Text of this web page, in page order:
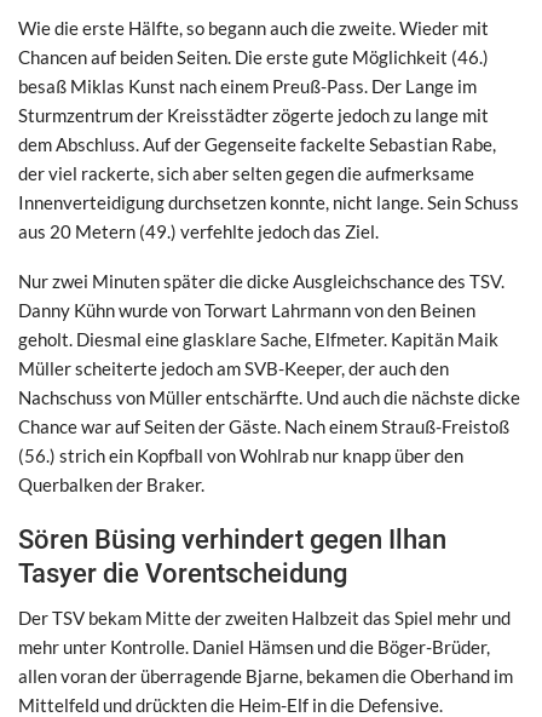
Wie die erste Hälfte, so begann auch die zweite. Wieder mit
Chancen auf beiden Seiten. Die erste gute Möglichkeit (46.)
besaß Miklas Kunst nach einem Preuß-Pass. Der Lange im
Sturmzentrum der Kreisstädter zögerte jedoch zu lange mit
dem Abschluss. Auf der Gegenseite fackelte Sebastian Rabe,
der viel rackerte, sich aber selten gegen die aufmerksame
Innenverteidigung durchsetzen konnte, nicht lange. Sein Schuss
aus 20 Metern (49.) verfehlte jedoch das Ziel.
Nur zwei Minuten später die dicke Ausgleichschance des TSV.
Danny Kühn wurde von Torwart Lahrmann von den Beinen
geholt. Diesmal eine glasklare Sache, Elfmeter. Kapitän Maik
Müller scheiterte jedoch am SVB-Keeper, der auch den
Nachschuss von Müller entschärfte. Und auch die nächste dicke
Chance war auf Seiten der Gäste. Nach einem Strauß-Freistoß
(56.) strich ein Kopfball von Wohlrab nur knapp über den
Querbalken der Braker.
Sören Büsing verhindert gegen Ilhan
Tasyer die Vorentscheidung
Der TSV bekam Mitte der zweiten Halbzeit das Spiel mehr und
mehr unter Kontrolle. Daniel Hämsen und die Böger-Brüder,
allen voran der überragende Bjarne, bekamen die Oberhand im
Mittelfeld und drückten die Heim-Elf in die Defensive.